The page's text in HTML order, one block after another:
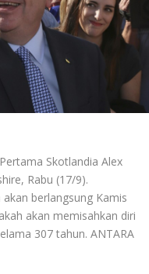
Skotlandia Alex
Rabu (17/9).
berlangsung Kamis
akan memisahkan diri
307 tahun. ANTARA